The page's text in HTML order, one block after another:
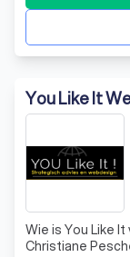
You Like It
Wie is You Like
Christiane